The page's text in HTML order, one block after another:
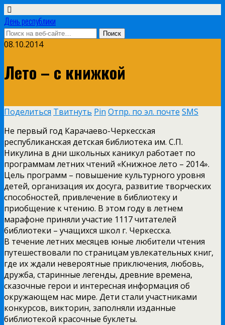
День республики
08.10.2014
Лето – с книжкой
Поделиться Твитнуть Pin Отпр. по эл. почте SMS
Не первый год Карачаево-Черкесская
республиканская детская библиотека им. С.П.
Никулина в дни школьных каникул работает по
программам летних чтений «Книжное лето – 2014».
Цель программ – повышение культурного уровня
детей, организация их досуга, развитие творческих
способностей, привлечение в библиотеку и
приобщение к чтению. В этом году в летнем
марафоне приняли участие 1117 читателей
библиотеки – учащихся школ г. Черкесска.
В течение летних месяцев юные любители чтения
путешествовали по страницам увлекательных книг,
где их ждали невероятные приключения, любовь,
дружба, старинные легенды, древние времена,
сказочные герои и интересная информация об
окружающем нас мире. Дети стали участниками
конкурсов, викторин, заполняли изданные
библиотекой красочные буклеты.